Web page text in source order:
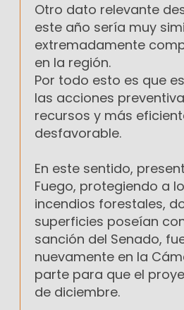
Otro dato relevante
este año sería muy
extremadamente
en la región.
Por todo esto es que
las acciones
recursos y más
desfavorable.
En este sentido,
Fuego, protegiendo a
incendios forestales,
superficies poseían
sanción del Senado,
nuevamente en la
parte para que el
de diciembre.